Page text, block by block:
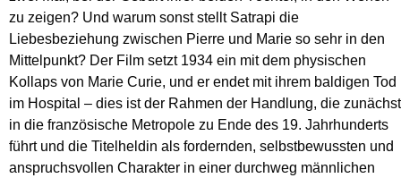
zu zeigen? Und warum sonst stellt Satrapi die
Liebesbeziehung zwischen Pierre und Marie so sehr in den
Mittelpunkt? Der Film setzt 1934 ein mit dem physischen
Kollaps von Marie Curie, und er endet mit ihrem baldigen Tod
im Hospital – dies ist der Rahmen der Handlung, die zunächst
in die französische Metropole zu Ende des 19. Jahrhunderts
führt und die Titelheldin als fordernden, selbstbewussten und
anspruchsvollen Charakter in einer durchweg männlichen